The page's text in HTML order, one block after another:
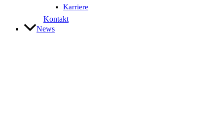
Karriere
Kontakt
News